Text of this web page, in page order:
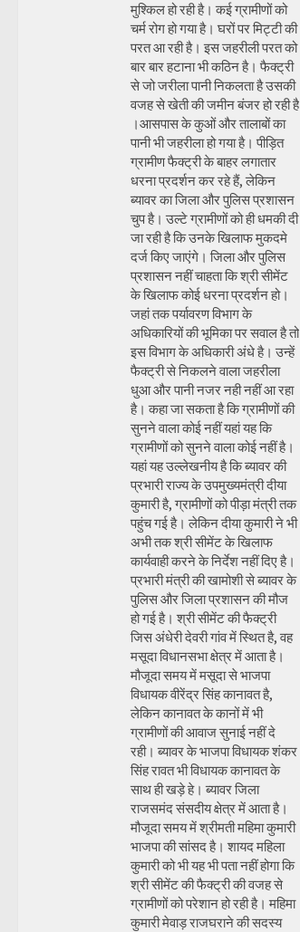
मुश्किल हो रही है। कई ग्रामीणों को
चर्म रोग हो गया है। घरों पर मिट्टी की
परत आ रही है। इस जहरीली परत को
बार बार हटाना भी कठिन है। फैक्ट्री
से जो जरीला पानी निकलता है उसकी
वजह से खेती की जमीन बंजर हो रही है
।आसपास के कुओं और तालाबों का
पानी भी जहरीला हो गया है। पीड़ित
ग्रामीण फैक्ट्री के बाहर लगातार
धरना प्रदर्शन कर रहे हैं, लेकिन
ब्यावर का जिला और पुलिस प्रशासन
चुप है। उल्टे ग्रामीणों को ही धमकी दी
जा रही है कि उनके खिलाफ मुकदमे
दर्ज किए जाएंगे। जिला और पुलिस
प्रशासन नहीं चाहता कि श्री सीमेंट
के खिलाफ कोई धरना प्रदर्शन हो।
जहां तक पर्यावरण विभाग के
अधिकारियों की भूमिका पर सवाल है तो
इस विभाग के अधिकारी अंधे है। उन्हें
फैक्ट्री से निकलने वाला जहरीला
धुआ और पानी नजर नही नहीं आ रहा
है। कहा जा सकता है कि ग्रामीणों की
सुनने वाला कोई नहीं यहां यह कि
ग्रामीणों को सुनने वाला कोई नहीं है।
यहां यह उल्लेखनीय है कि ब्यावर की
प्रभारी राज्य के उपमुख्यमंत्री दीया
कुमारी है, ग्रामीणों को पीड़ा मंत्री तक
पहुंच गई है। लेकिन दीया कुमारी ने भी
अभी तक श्री सीमेंट के खिलाफ
कार्यवाही करने के निर्देश नहीं दिए है।
प्रभारी मंत्री की खामोशी से ब्यावर के
पुलिस और जिला प्रशासन की मौज
हो गई है। श्री सीमेंट की फैक्ट्री
जिस अंधेरी देवरी गांव में स्थित है, वह
मसूदा विधानसभा क्षेत्र में आता है।
मौजूदा समय में मसूदा से भाजपा
विधायक वीरेंद्र सिंह कानावत है,
लेकिन कानावत के कानों में भी
ग्रामीणों की आवाज सुनाई नहीं दे
रही। ब्यावर के भाजपा विधायक शंकर
सिंह रावत भी विधायक कानावत के
साथ ही खड़े हे। ब्यावर जिला
राजसमंद संसदीय क्षेत्र में आता है।
मौजूदा समय में श्रीमती महिमा कुमारी
भाजपा की सांसद है। शायद महिला
कुमारी को भी यह भी पता नहीं होगा कि
श्री सीमेंट की फैक्ट्री की वजह से
ग्रामीणों को परेशान हो रही है। महिमा
कुमारी मेवाड़ राजघराने की सदस्य